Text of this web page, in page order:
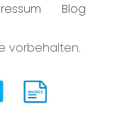
Blog
vorbehalten.